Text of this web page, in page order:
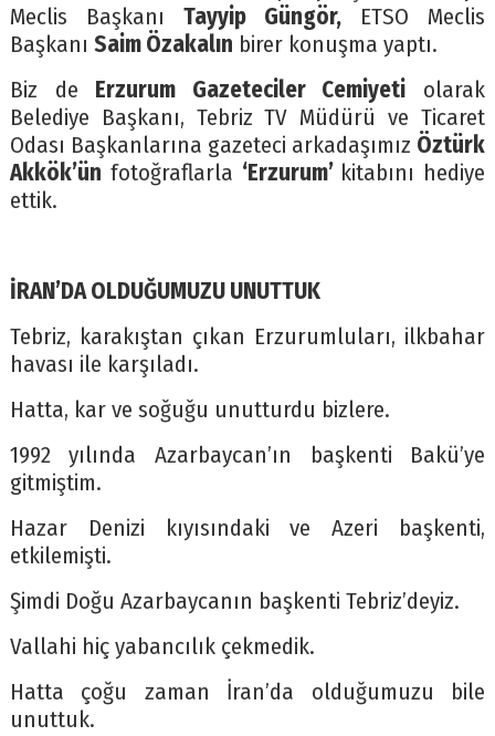
Meclis Başkanı Tayyip Güngör, ETSO Meclis
Başkanı Saim Özakalın birer konuşma yaptı.
Biz de Erzurum Gazeteciler Cemiyeti olarak
Belediye Başkanı, Tebriz TV Müdürü ve Ticaret
Odası Başkanlarına gazeteci arkadaşımız Öztürk
Akkök’ün fotoğraflarla ‘Erzurum’ kitabını hediye
ettik.
İRAN’DA OLDUĞUMUZU UNUTTUK
Tebriz, karakıştan çıkan Erzurumluları, ilkbahar
havası ile karşıladı.
Hatta, kar ve soğuğu unutturdu bizlere.
1992 yılında Azarbaycan’ın başkenti Bakü’ye
gitmiştim.
Hazar Denizi kıyısındaki ve Azeri başkenti,
etkilemişti.
Şimdi Doğu Azarbaycanın başkenti Tebriz’deyiz.
Vallahi hiç yabancılık çekmedik.
Hatta çoğu zaman İran’da olduğumuzu bile
unuttuk.